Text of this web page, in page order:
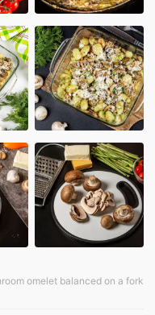
omelet balanced on a fork